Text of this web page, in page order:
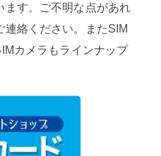
ます。ご不明な点があれ
連絡ください。またSIM
カメラもラインナップ